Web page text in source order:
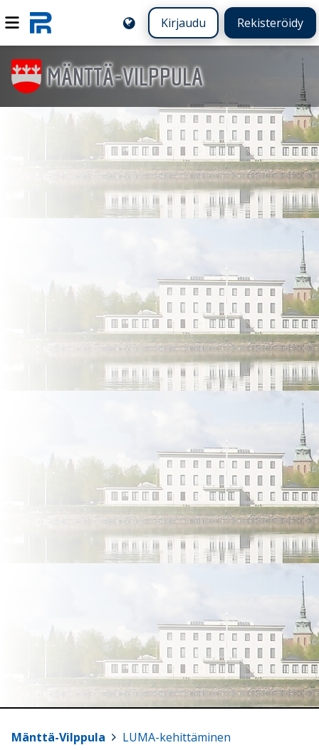
Kirjaudu Rekisteröidy
MÄNTTÄ-VILPPULA
Mänttä-Vilppula LUMA-kehittäminen